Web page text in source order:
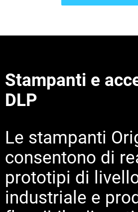
Scopri di più
Scopri di più
Stampanti e
DLP
Le stampanti
consentono di
prototipi di
industriale e